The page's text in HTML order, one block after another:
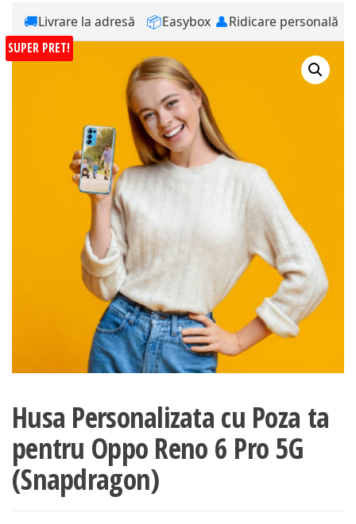
🚚Livrare la adresă 📦Easybox 👤Ridicare personală
SUPER PRET!
Husa Personalizata cu Poza ta
pentru Oppo Reno 6 Pro 5G
(Snapdragon)